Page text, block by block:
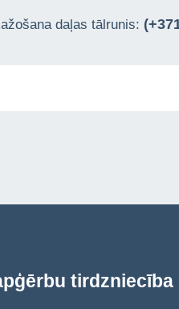
daļas tālrunis:
tirdzniecība